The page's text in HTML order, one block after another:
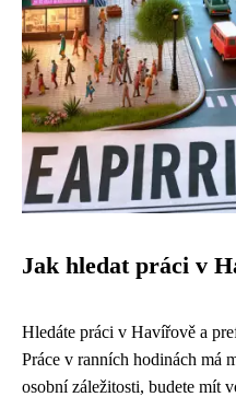
Jak hledat práci v
Hledáte práci v Havířově a
Práce v ranních hodinách má
osobní záležitosti, budete mít